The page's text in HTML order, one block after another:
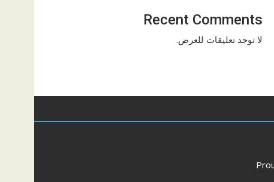
Recent Comments
لا توجد تعليقات للعرض.